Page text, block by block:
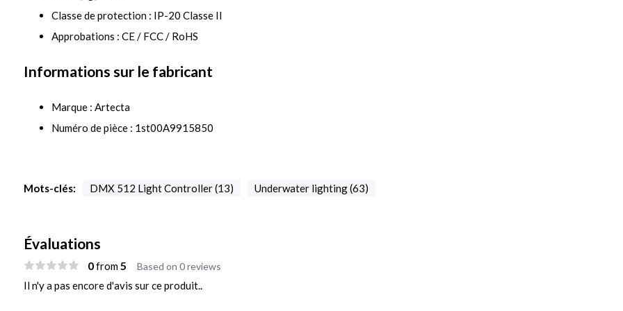
Classe de protection : IP-20 Classe II
Approbations : CE / FCC / RoHS
Informations sur le fabricant
Marque : Artecta
Numéro de pièce : 1st00A9915850
Mots-clés: DMX 512 Light Controller (13) Underwater lighting (63)
Évaluations
0from5 Based on 0 reviews
Il n'y a pas encore d'avis sur ce produit..